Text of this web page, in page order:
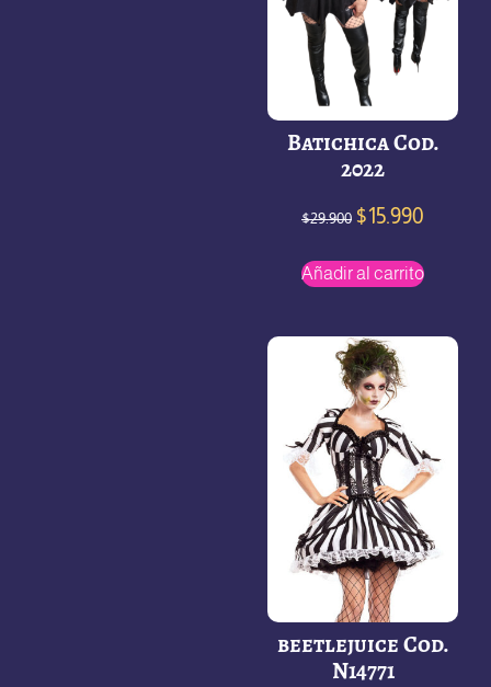
Batichica Cod.
2022
$29.900 $15.990
Añadir al carrito
beetlejuice Cod.
N14771